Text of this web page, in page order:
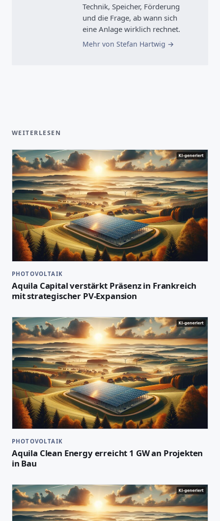
Technik, Speicher, Förderung
und die Frage, ab wann sich
eine Anlage wirklich rechnet.
Mehr von Stefan Hartwig
WEITERLESEN
PHOTOVOLTAIK
Aquila Capital verstärkt Präsenz in Frankreich
mit strategischer PV-Expansion
PHOTOVOLTAIK
Aquila Clean Energy erreicht 1 GW an Projekten
in Bau